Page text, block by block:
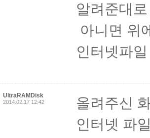
알려준대
아니면 위
인터넷파
UltraRAMDisk
2014.02.17 12:42
올려주신
인터넷 파